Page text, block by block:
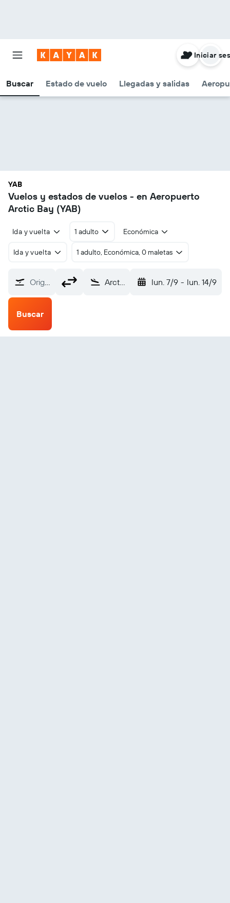
Buscar Estado de vuelo Llegadas y salidas
Iniciar
YAB
Vuelos y estados de vuelos - en Aeropuerto
Arctic Bay (YAB)
Ida y vuelta 1 adulto Económica
Ida y vuelta 1 adulto, Económica, 0 maletas
Origen Arctic Bay (YAB) lun. 7/9 - lun. 14/9
Buscar